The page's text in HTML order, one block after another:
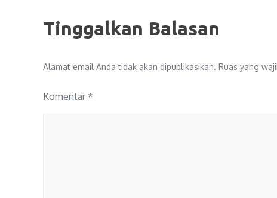
Tinggalkan Balasan
Alamat email Anda tidak akan dipublikasikan. Ruas yang
Komentar *